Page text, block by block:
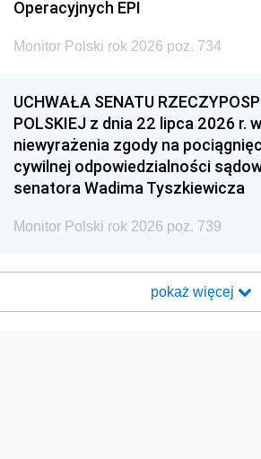
Operacyjnych EPI
Monitor Polski rok 2026 poz. 734
UCHWAŁA SENATU
POLSKIEJ z dnia 22 lipca 2026 r.
niewyrażenia zgody na
cywilnej odpowiedzialności
senatora Wadima Tyszkiewicza
Monitor Polski rok 2026 poz. 739
pokaż więcej